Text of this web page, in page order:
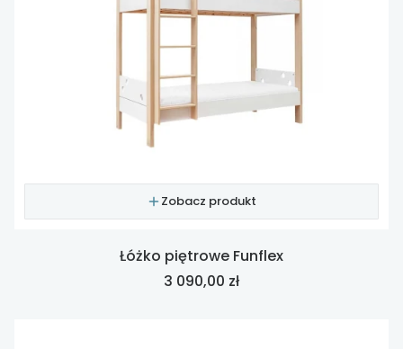
Zobacz produkt
Łóżko piętrowe Funflex
Cena
3 090,00 zł